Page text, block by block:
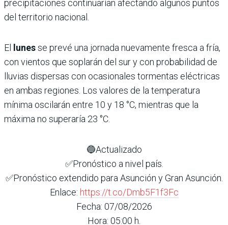
precipitaciones continuarían afectando algunos puntos
del territorio nacional.
El lunesse prevé una jornada nuevamente fresca a fría,
con vientos que soplarán del sur y con probabilidad de
lluvias dispersas con ocasionales tormentas eléctricas
en ambas regiones. Los valores de la temperatura
mínima oscilarán entre 10 y 18 °C, mientras que la
máxima no superaría 23 °C.
🔵Actualizado
✅Pronóstico a nivel país.
✅Pronóstico extendido para Asunción y Gran Asunción.
Enlace: https://t.co/Dmb5F1f3Fc
Fecha: 07/08/2026
Hora: 05:00 h.